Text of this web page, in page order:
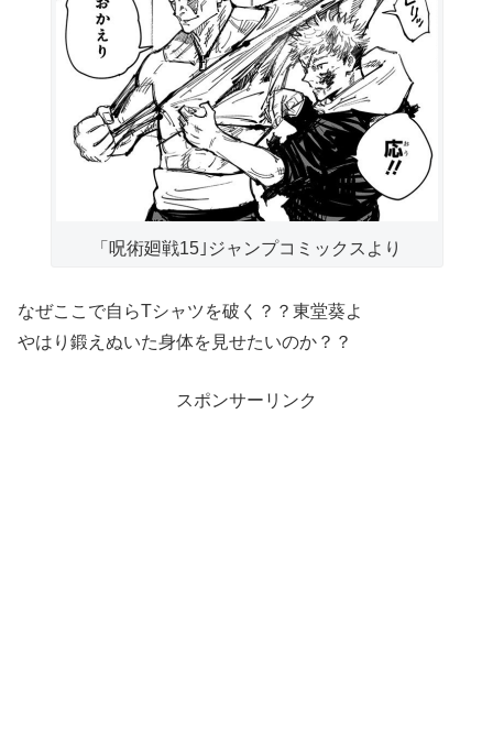
「呪術廻戦15｣ジャンプコミックスより
なぜここで自らTシャツを破く？？東堂葵よ
やはり鍛えぬいた身体を見せたいのか？？
スポンサーリンク